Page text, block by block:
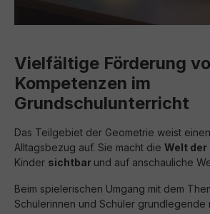
Vielfältige Förderung
Kompetenzen im
Grundschulunterricht
Das Teilgebiet der Geometrie weist
Alltagsbezug auf. Sie macht die Welt
Kinder sichtbar und auf anschauliche
Beim spielerischen Umgang mit dem
Schülerinnen und Schüler grundlegende